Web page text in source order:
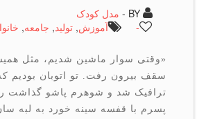
مدل کودک
آموزش,تولید ,جامعه,خانواده
«وقتی سوار ماشین شدیم، مثل همیشه از
سقف بیرون رفت. تو اتوبان بودیم که یهو
ترافیک شد و شوهرم پاشو گذاشت رو ترمز.
پسرم با قفسه سینه خورد به لبه سان روف.